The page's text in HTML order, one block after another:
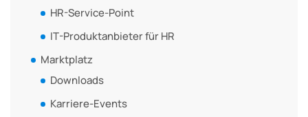
HR-Service-Point
IT-Produktanbieter für HR
Marktplatz
Downloads
Karriere-Events